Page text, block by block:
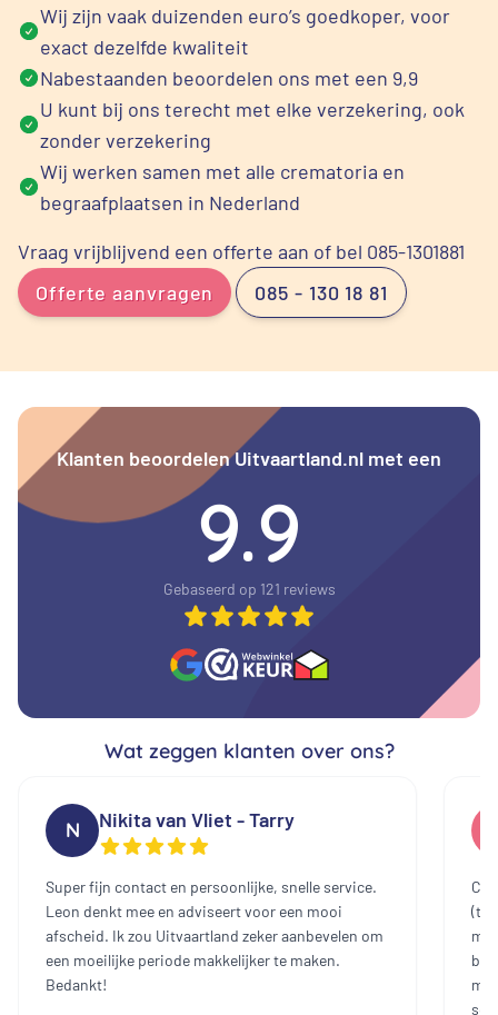
Wij zijn vaak duizenden euro’s goedkoper, voor
exact dezelfde kwaliteit
Nabestaanden beoordelen ons met een 9,9
U kunt bij ons terecht met elke verzekering, ook
zonder verzekering
Wij werken samen met alle crematoria en
begraafplaatsen in Nederland
Vraag vrijblijvend een offerte aan of bel 085-1301881
Offerte aanvragen
085 - 130 18 81
Klanten beoordelen Uitvaartland.nl met een
9.9
Gebaseerd op 121 reviews
Wat zeggen klanten over ons?
N Nikita van Vliet - Tarry
Super fijn contact en persoonlijke, snelle service.
Leon denkt mee en adviseert voor een mooi
afscheid. Ik zou Uitvaartland zeker aanbevelen om
een moeilijke periode makkelijker te maken.
Bedankt!